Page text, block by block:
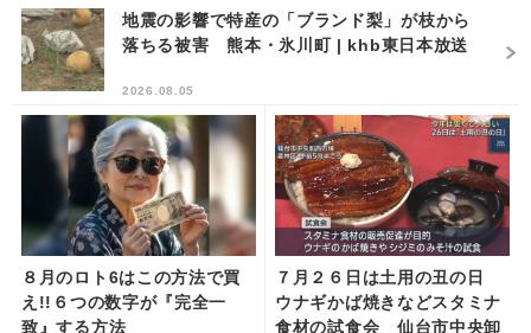
地震の影響で特産の「ブランド梨」が枝から
落ちる被害 熊本・氷川町 | khb東日本放送
2026.08.05
８月のロト6はこの方法で買
え!!６つの数字が『完全一
致』する方法
７月２６日は土用の丑の日
ウナギかば焼きなどスタミナ
食材の試食会 仙台市中央卸